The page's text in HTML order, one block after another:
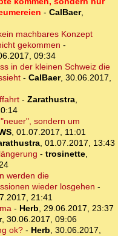
- CalBaer,
machbares Konzept
gekommen -
09:34
in der kleinen Schweiz die
- CalBaer, 30.06.2017,
- Zarathustra,
sondern um
, 01.07.2017, 11:01
, 01.07.2017, 13:43
- trosinette,
werden die
wieder losgehen -
21:41
- Herb, 29.06.2017, 23:37
, 30.06.2017, 09:06
ok?- Herb, 30.06.2017,